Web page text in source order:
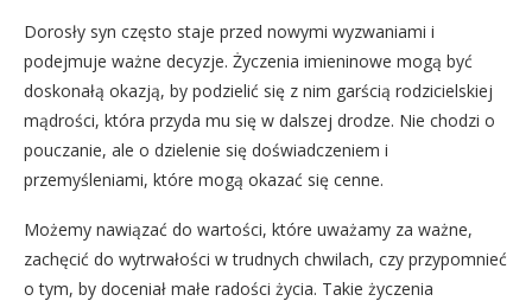
Dorosły syn często staje przed nowymi wyzwaniami i
podejmuje ważne decyzje. Życzenia imieninowe mogą być
doskonałą okazją, by podzielić się z nim garścią rodzicielskiej
mądrości, która przyda mu się w dalszej drodze. Nie chodzi o
pouczanie, ale o dzielenie się doświadczeniem i
przemyśleniami, które mogą okazać się cenne.
Możemy nawiązać do wartości, które uważamy za ważne,
zachęcić do wytrwałości w trudnych chwilach, czy przypomnieć
o tym, by doceniał małe radości życia. Takie życzenia